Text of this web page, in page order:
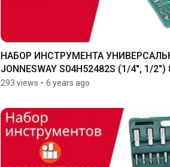
НАБОР ИНСТРУМЕНТА
JONNESWAY S04H52482S (1/4", 1/
293 views • 6 years ago